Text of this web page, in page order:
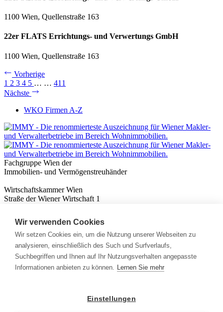
1100 Wien, Quellenstraße 163
22er FLATS Errichtungs- und Verwertungs GmbH
1100 Wien, Quellenstraße 163
Vorherige
1 2 3 4 5 … … 411
Nächste
WKO Firmen A-Z
Fachgruppe Wien der
Immobilien- und Vermögenstreuhänder
Wirtschaftskammer Wien
Straße der Wiener Wirtschaft 1
Nützliches
Immobilienwissen
Formulare & Rechner
Expert:innen
Info
Wir verwenden Cookies
Wir setzen Cookies ein, um die Nutzung unserer Webseiten zu
analysieren, einschließlich des Such und Surfverlaufs,
Suchbegriffen und Ihnen auf Ihr Nutzungsverhalten angepasste
Informationen anbieten zu können. Lernen Sie mehr
Einstellungen